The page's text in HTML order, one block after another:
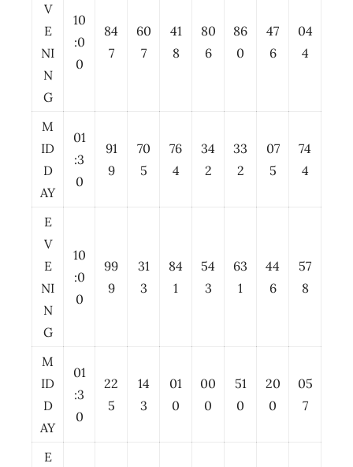
V
E
NI
N
G
10
:0
0
84
7
60
7
41
8
80
6
86
0
47
6
04
4
M
ID
D
AY
01
:3
0
91
9
70
5
76
4
34
2
33
2
07
5
74
4
E
V
E
NI
N
G
10
:0
0
99
9
31
3
84
1
54
3
63
1
44
6
57
8
M
ID
D
AY
01
:3
0
22
5
14
3
01
0
00
0
51
0
20
0
05
7
E